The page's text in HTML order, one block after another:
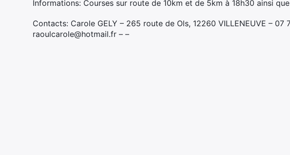
Informations: Courses sur route de 10km et de 5km à 18h30 ainsi
Contacts: Carole GELY – 265 route de Ols, 12260 VILLENEUVE – 07
raoulcarole@hotmail.fr – –